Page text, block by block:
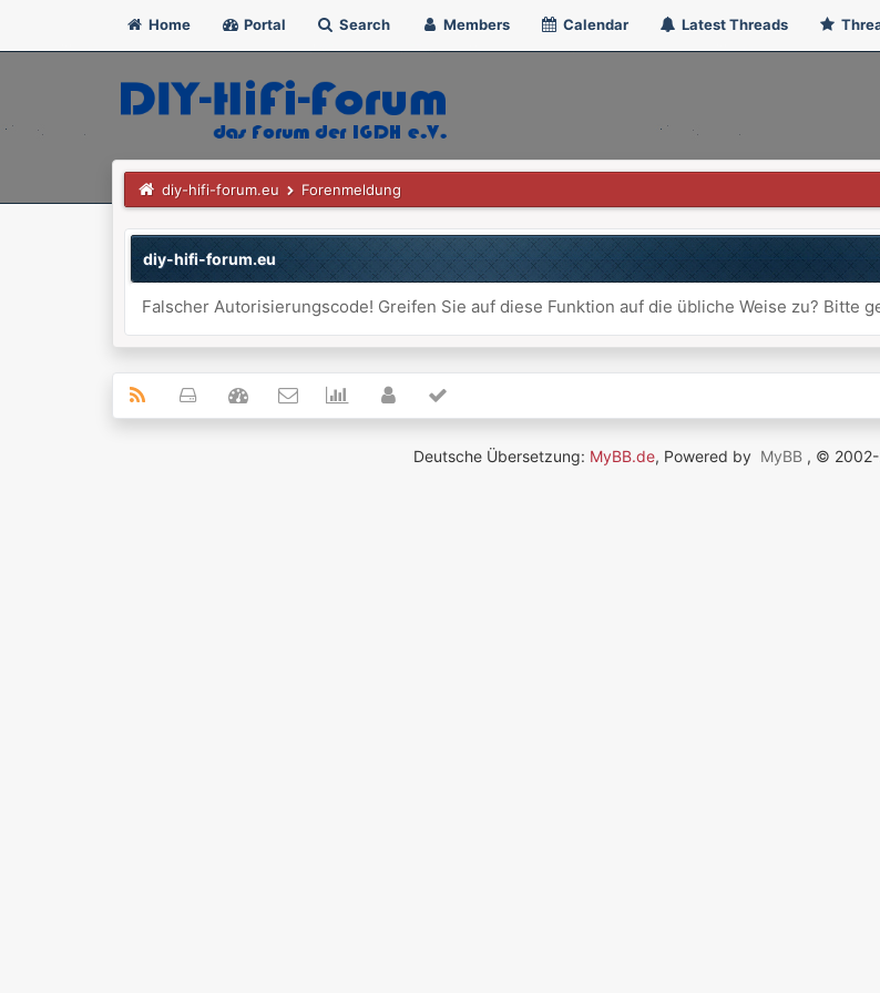
Home Portal Search Members Calendar Latest Threads
diy-hifi-forum.eu Forenmeldung
diy-hifi-forum.eu
Falscher Autorisierungscode! Greifen Sie auf diese Funktion auf die übliche Weise zu? Bitte
Deutsche Übersetzung: MyBB.de, Powered by MyBB , ©